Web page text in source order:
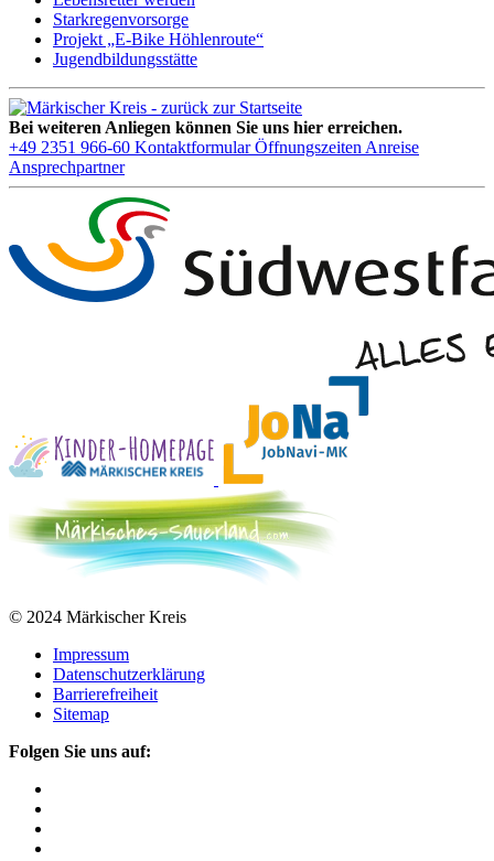
Starkregenvorsorge
Projekt „E-Bike Höhlenroute“
Jugendbildungsstätte
Bei weiteren Anliegen können Sie uns hier erreichen.
+49 2351 966-60 Kontaktformular Öffnungszeiten Anreise
Ansprechpartner
© 2024 Märkischer Kreis
Impressum
Datenschutzerklärung
Barrierefreiheit
Sitemap
Folgen Sie uns auf: